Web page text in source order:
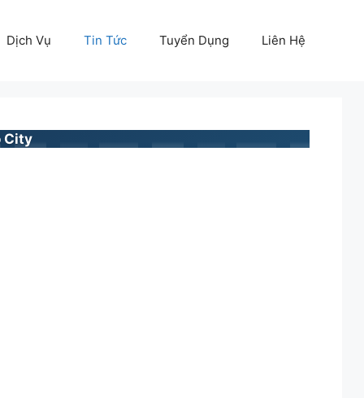
Dịch Vụ Tin Tức Tuyển Dụng Liên Hệ
City